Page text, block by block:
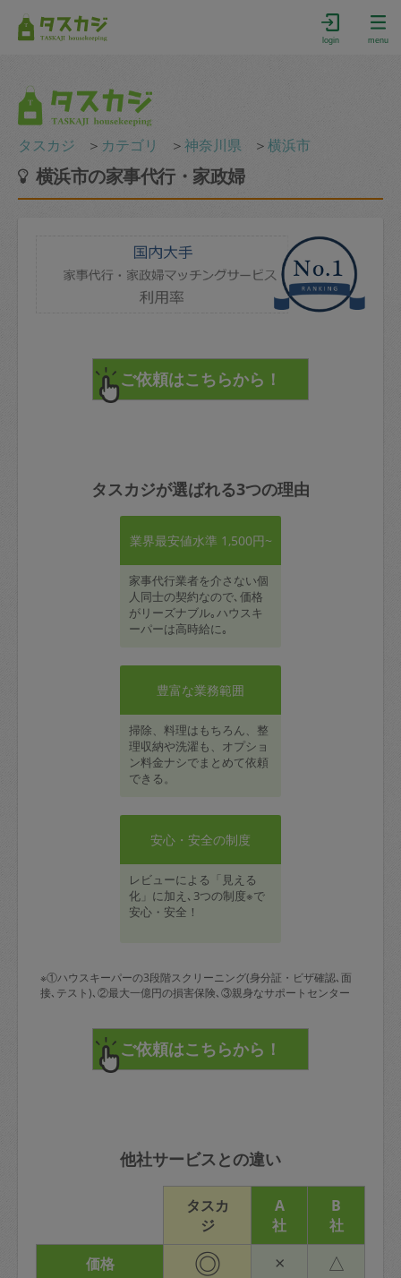
login menu
タスカジ ＞ カテゴリ ＞神奈川県 ＞横浜市
横浜市の家事代行・家政婦
タスカジが選ばれる3つの理由
業界最安値水準 1,500円~
家事代行業者を介さない個
人同士の契約なので､価格
がリーズナブル｡ハウスキ
ーパーは高時給に｡
豊富な業務範囲
掃除、料理はもちろん、整
理収納や洗濯も、オプショ
ン料金ナシでまとめて依頼
できる。
安心・安全の制度
レビューによる「見える
化」に加え､3つの制度※で
安心・安全！
※①ハウスキーパーの3段階スクリーニング(身分証・ビザ確認､面
接､テスト)､②最大一億円の損害保険､③親身なサポートセンター
他社サービスとの違い
タスカ
ジ
A
社
B
社
価格
◎ × △